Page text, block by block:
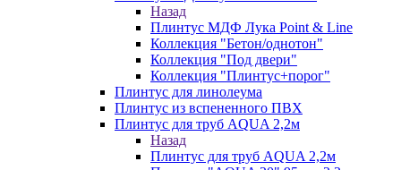
Назад
Плинтус МДФ Лука Point & Line
Коллекция "Бетон/однотон"
Коллекция "Под двери"
Коллекция "Плинтус+порог"
Плинтус для линолеума
Плинтус из вспененного ПВХ
Плинтус для труб AQUA 2,2м
Назад
Плинтус для труб AQUA 2,2м